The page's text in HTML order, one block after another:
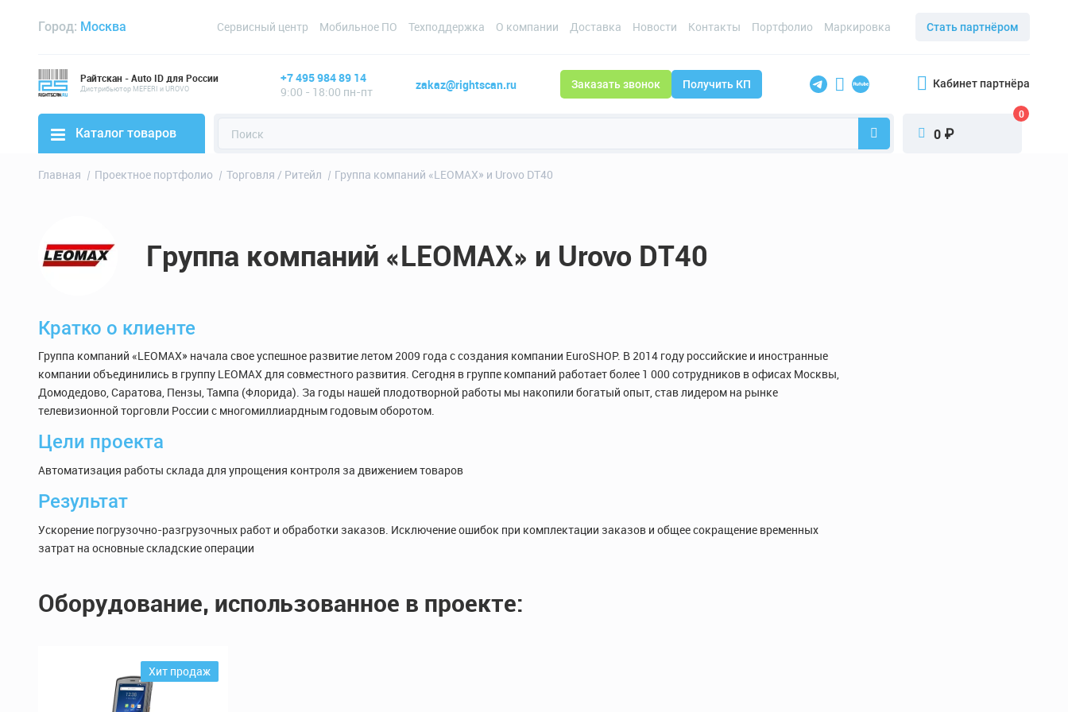
Город: Москва Сервисный центр Мобильное ПО Техподдержка О компании Доставка Новости Контакты Портфолио Маркировка Стать партнёром
Райтскан - Auto ID для России
Дистрибьютор MEFERI и UROVO
+7 495 984 89 14
9:00 - 18:00 пн-пт
zakaz@rightscan.ru Заказать звонок Получить КП Кабинет партнёра
Каталог товаров
0
0 ₽
Главная Проектное портфолио Торговля / Ритейл Группа компаний «LEOMAX» и Urovo DT40
Группа компаний «LEOMAX» и Urovo DT40
Кратко о клиенте
Группа компаний «LEOMAX» начала свое успешное развитие летом 2009 года с создания компании EuroSHOP. В 2014 году российские и иностранные
компании объединились в группу LEOMAX для совместного развития. Сегодня в группе компаний работает более 1 000 сотрудников в офисах Москвы,
Домодедово, Саратова, Пензы, Тампа (Флорида). За годы нашей плодотворной работы мы накопили богатый опыт, став лидером на рынке
телевизионной торговли России с многомиллиардным годовым оборотом.
Цели проекта
Автоматизация работы склада для упрощения контроля за движением товаров
Результат
Ускорение погрузочно-разгрузочных работ и обработки заказов. Исключение ошибок при комплектации заказов и общее сокращение временных
затрат на основные складские операции
Оборудование, использованное в проекте:
Хит продаж